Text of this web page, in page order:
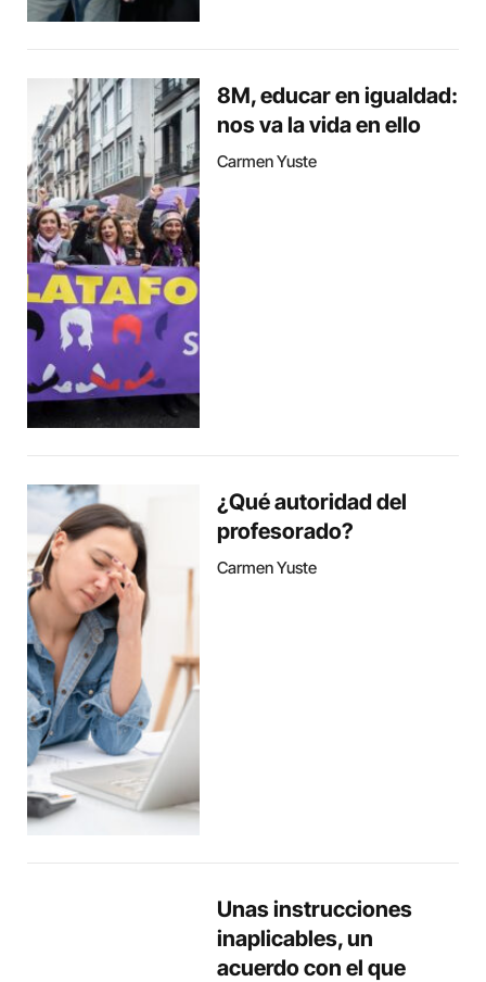
8M, educar en igualdad:
nos va la vida en ello
Carmen Yuste
¿Qué autoridad del
profesorado?
Carmen Yuste
Unas instrucciones
inaplicables, un
acuerdo con el que